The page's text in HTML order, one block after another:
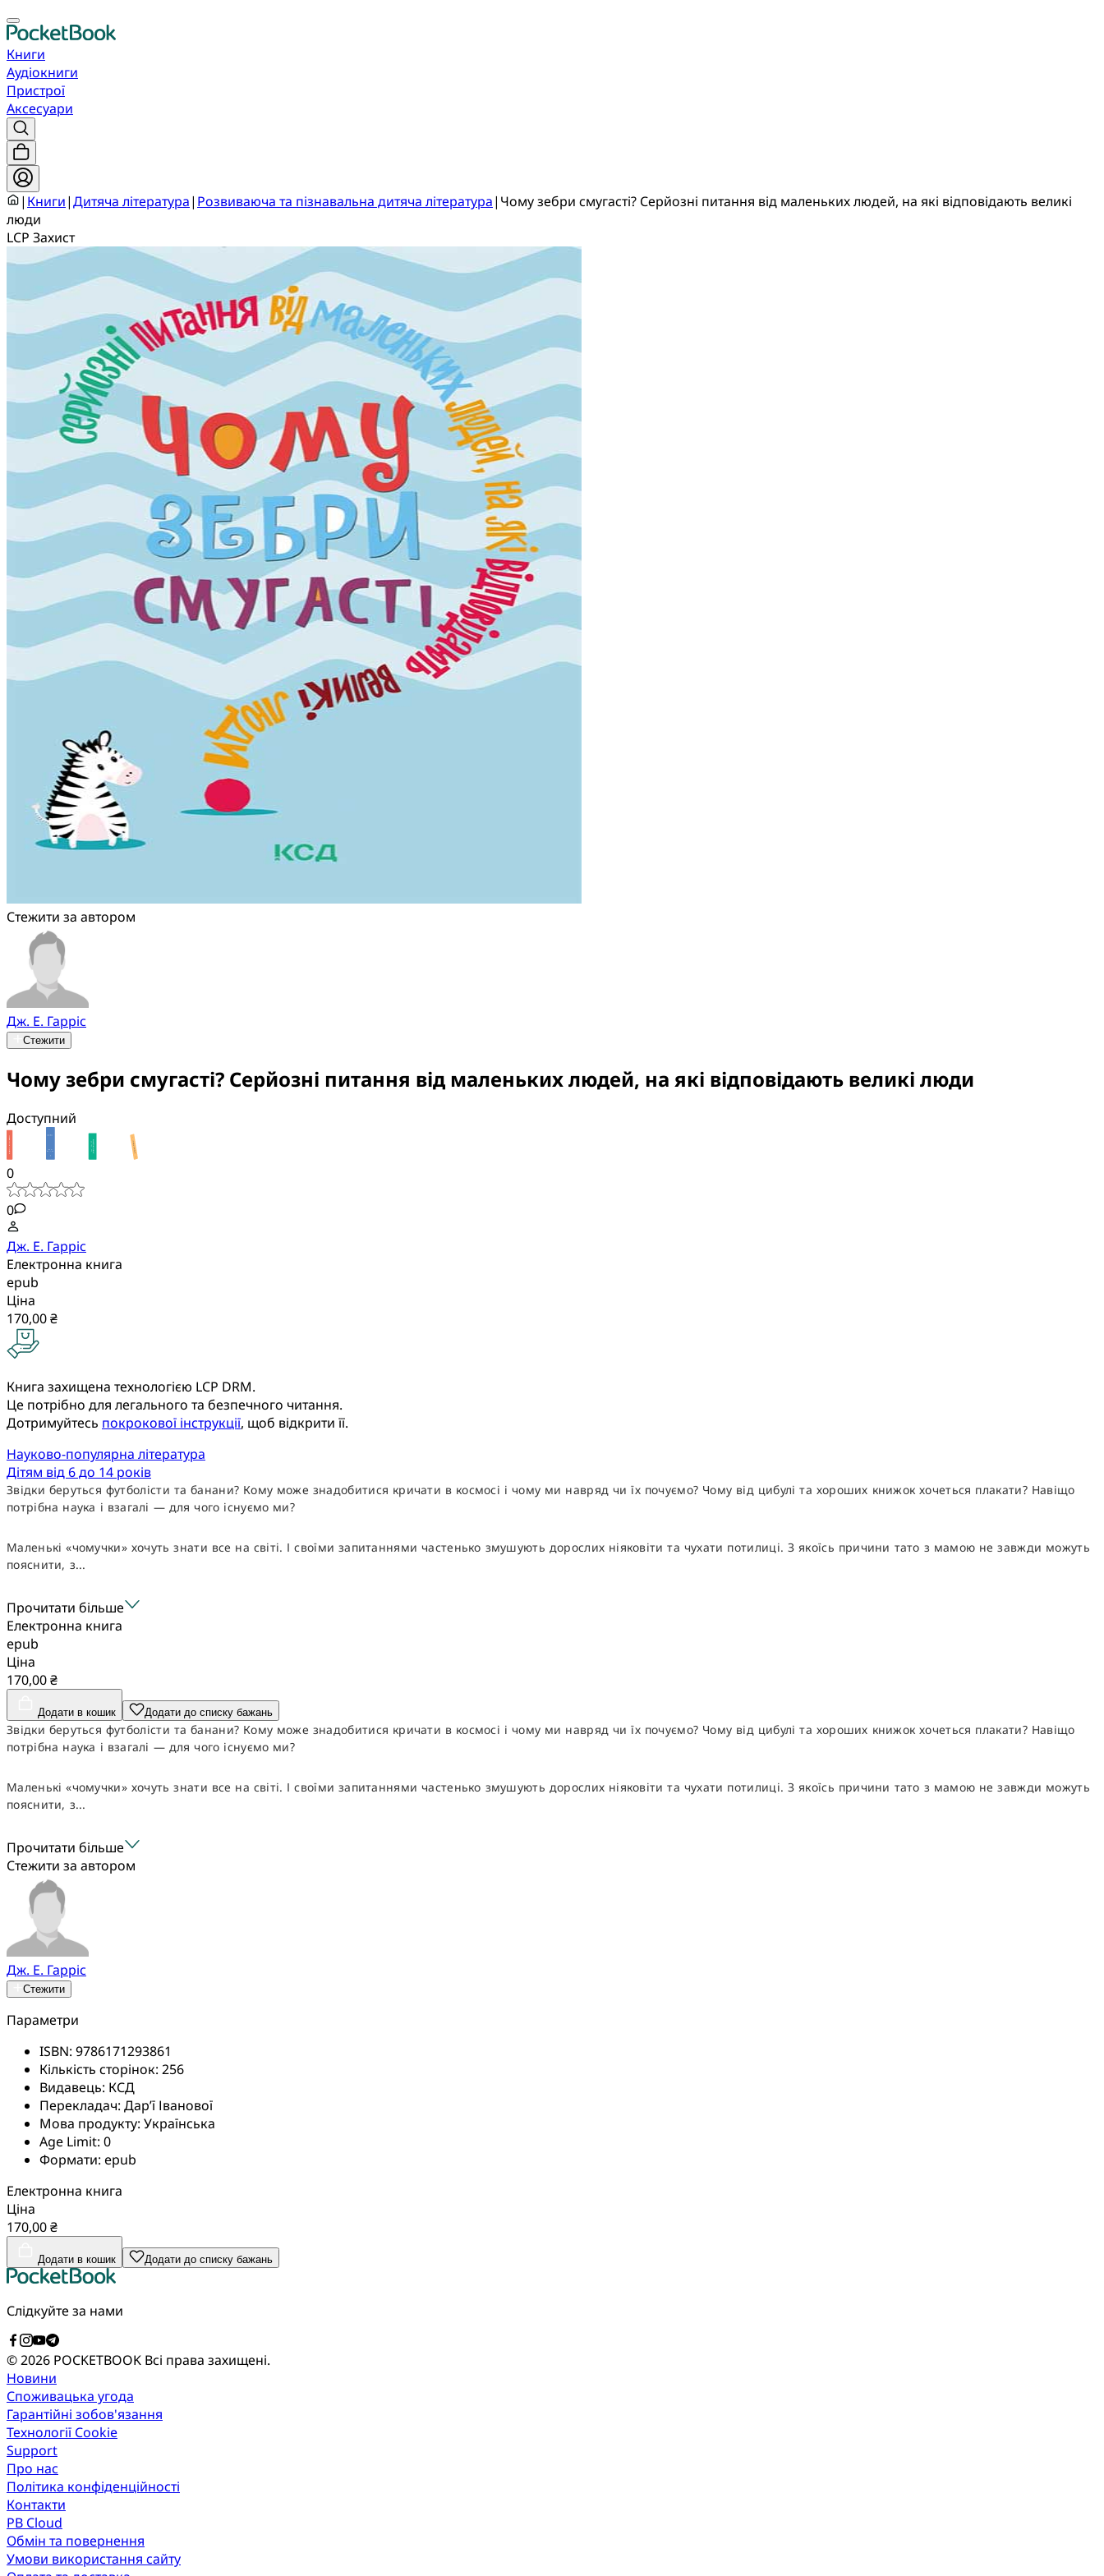
Книги
Аудіокниги
Пристрої
Аксесуари
| Книги|Дитяча література| Розвиваюча та пізнавальна дитяча література| Чому зебри смугасті? Серйозні питання від маленьких людей, на які відповідають великі
люди
LCP Захист
Стежити за автором
Дж. Е. Гарріс
Стежити
Чому зебри смугасті? Серйозні питання від маленьких людей, на які відповідають великі люди
Доступний
0
0
Дж. Е. Гарріс
Електронна книга
epub
Ціна
170,00 ₴
Книга захищена технологією LCP DRM.
Це потрібно для легального та безпечного читання.
Дотримуйтесь покрокової інструкції, щоб відкрити її.
Науково-популярна література
Дітям від 6 до 14 років
Звідки беруться футболісти та банани? Кому може знадобитися кричати в космосі і чому ми навряд чи їх почуємо? Чому від цибулі та хороших книжок хочеться плакати? Навіщо
потрібна наука і взагалі — для чого існуємо ми?
Маленькі «чомучки» хочуть знати все на світі. І своїми запитаннями частенько змушують дорослих ніяковіти та чухати потилиці. З якоїсь причини тато з мамою не завжди можуть
пояснити, з...
Прочитати більше
Електронна книга
epub
Ціна
170,00 ₴
Додати в кошик Додати до списку бажань
Звідки беруться футболісти та банани? Кому може знадобитися кричати в космосі і чому ми навряд чи їх почуємо? Чому від цибулі та хороших книжок хочеться плакати? Навіщо
потрібна наука і взагалі — для чого існуємо ми?
Маленькі «чомучки» хочуть знати все на світі. І своїми запитаннями частенько змушують дорослих ніяковіти та чухати потилиці. З якоїсь причини тато з мамою не завжди можуть
пояснити, з...
Прочитати більше
Стежити за автором
Дж. Е. Гарріс
Стежити
Параметри
ISBN: 9786171293861
Кількість сторінок: 256
Видавець: КСД
Перекладач: Дар’ї Іванової
Мова продукту: Українська
Age Limit: 0
Формати: epub
Електронна книга
Ціна
170,00 ₴
Додати в кошик Додати до списку бажань
Слідкуйте за нами
© 2026 POCKETBOOK Всі права захищені.
Новини
Споживацька угода
Гарантійні зобов'язання
Технології Cookie
Support
Про нас
Політика конфіденційності
Контакти
PB Cloud
Обмін та повернення
Умови використання сайту